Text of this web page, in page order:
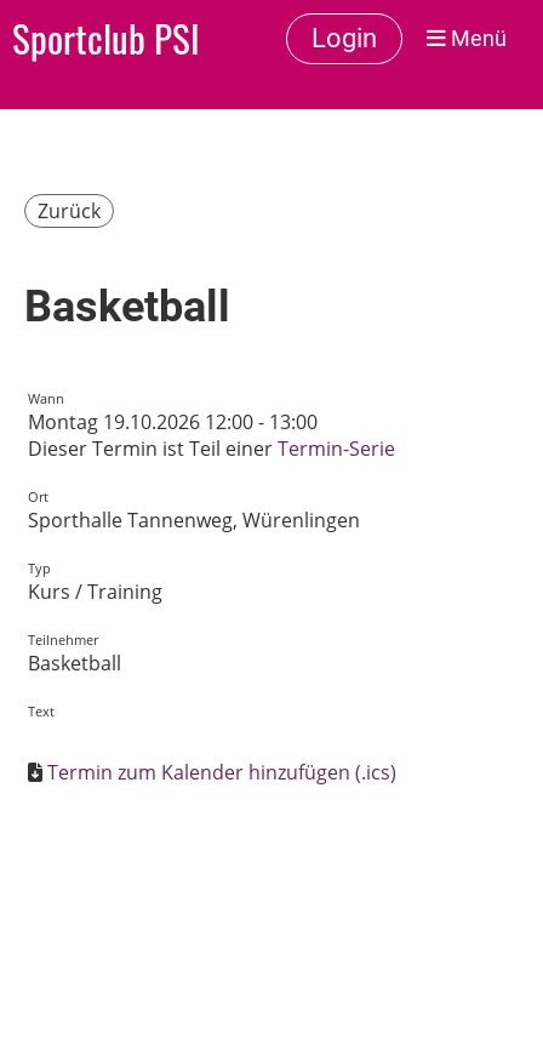
Sportclub PSI Login Menü
Zurück
Basketball
Wann
Montag 19.10.2026 12:00 - 13:00
Dieser Termin ist Teil einerTermin-Serie
Ort
Sporthalle Tannenweg, Würenlingen
Typ
Kurs / Training
Teilnehmer
Basketball
Text
Termin zum Kalender hinzufügen (.ics)